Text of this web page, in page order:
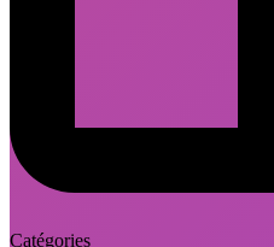
Catégories